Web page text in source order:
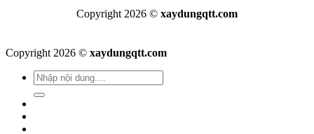
Copyright 2026 © xaydungqtt.com
Copyright 2026 © xaydungqtt.com